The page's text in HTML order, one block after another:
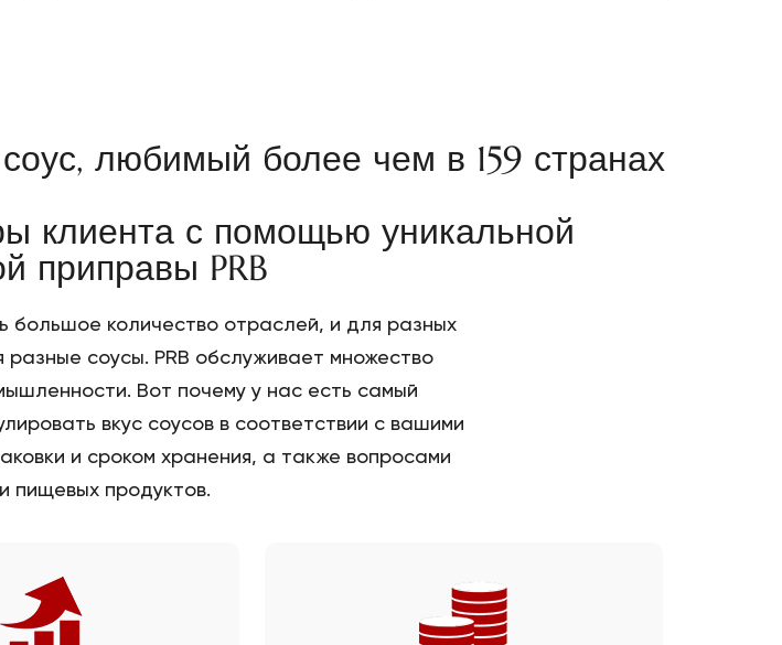
любимый более чем в 159 странах
клиента с помощью уникальной
приправы PRB
большое количество отраслей, и для разных
соусы. PRB обслуживает множество
Вот почему у нас есть самый
вкус соусов в соответствии с вашими
и сроком хранения, а также вопросами
пищевых продуктов.